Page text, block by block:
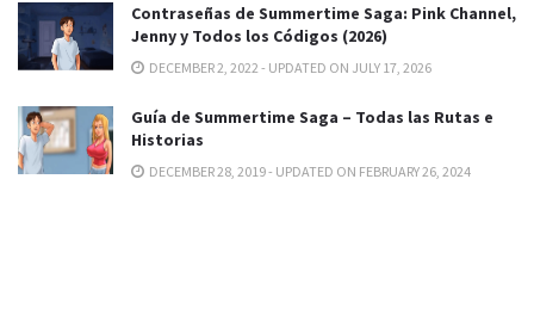
Contraseñas de Summertime Saga: Pink Channel,
Jenny y Todos los Códigos (2026)
DECEMBER 2, 2022 - UPDATED ON JULY 17, 2026
Guía de Summertime Saga – Todas las Rutas e
Historias
DECEMBER 28, 2019 - UPDATED ON FEBRUARY 26, 2024